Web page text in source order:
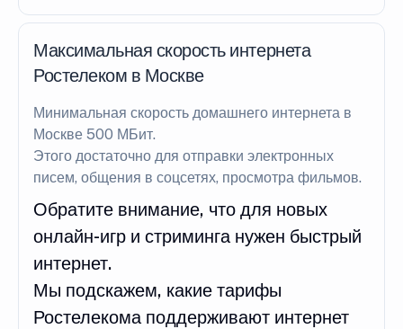
Максимальная скорость интернета
Ростелеком в Москве
Минимальная скорость домашнего интернета в
Москве 500 МБит.
Этого достаточно для отправки электронных
писем, общения в соцсетях, просмотра фильмов.
Обратите внимание, что для новых
онлайн-игр и стриминга нужен быстрый
интернет.
Мы подскажем, какие тарифы
Ростелекома поддерживают интернет